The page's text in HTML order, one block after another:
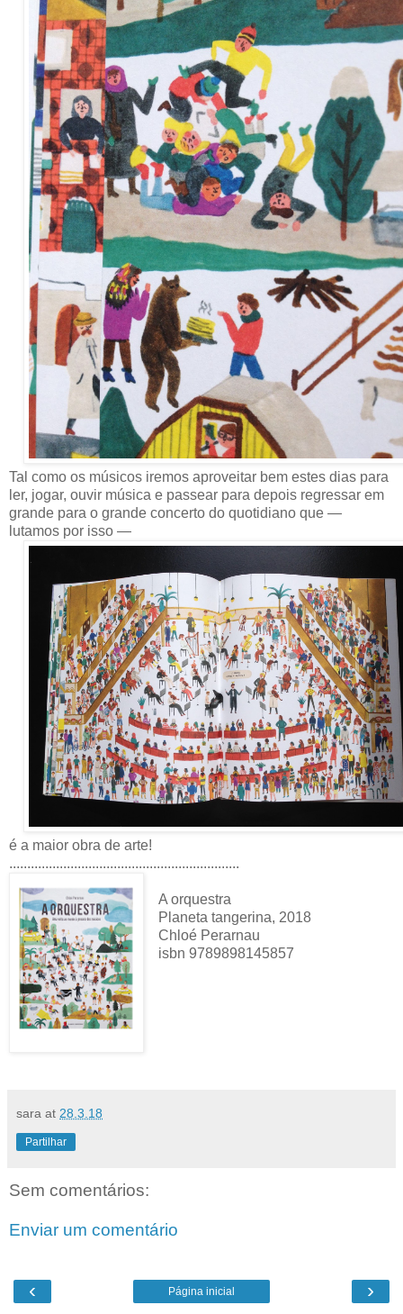
Tal como os músicos iremos aproveitar bem estes dias para
ler, jogar, ouvir música e passear para depois regressar em
grande para o grande concerto do quotidiano que —
lutamos por isso —
é a maior obra de arte!
................................................................
A orquestra
Planeta tangerina, 2018
Chloé Perarnau
isbn 9789898145857
sara at 28.3.18
Partilhar
Sem comentários:
Enviar um comentário
‹ ›
Página inicial